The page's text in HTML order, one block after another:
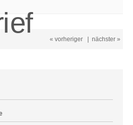
« vorheriger | nächster »